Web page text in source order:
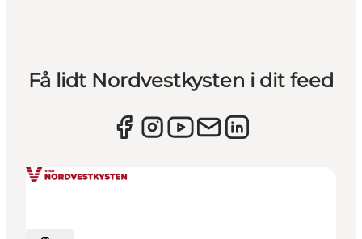
Få lidt Nordvestkysten i dit feed